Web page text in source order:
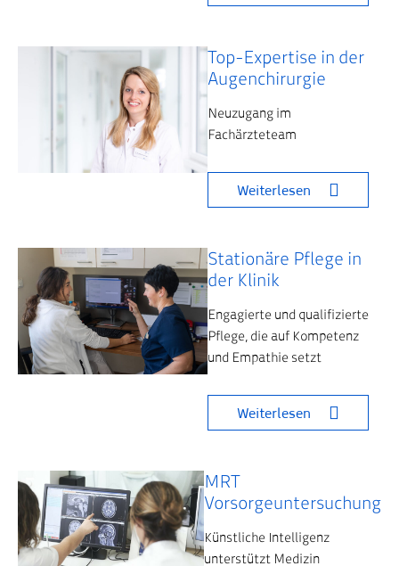
Top-Expertise in der
Augenchirurgie
Neuzugang im
Fachärzteteam
Weiterlesen
Stationäre Pflege in
der Klinik
Engagierte und qualifizierte
Pflege, die auf Kompetenz
und Empathie setzt
Weiterlesen
MRT
Vorsorgeuntersuchung
Künstliche Intelligenz
unterstützt Medizin